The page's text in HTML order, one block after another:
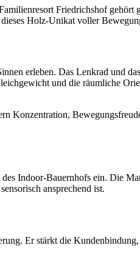
Friedrichshof
Holz-Unikat voller
erleben. Das Lenkrad und
und die räumliche
Konzentration,
Indoor-Bauernhofs ein. Die
ansprechend ist.
Er stärkt die